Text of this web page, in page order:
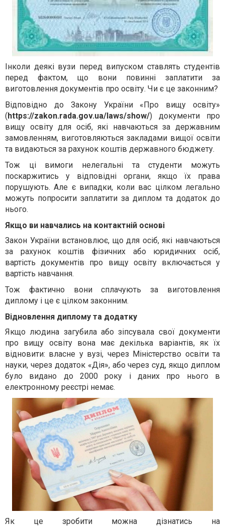
Інколи деякі вузи перед випуском ставлять студентів
перед фактом, що вони повинні заплатити за
виготовлення документів про освіту. Чи є це законним?
Відповідно до Закону України «Про вищу освіту»
(https://zakon.rada.gov.ua/laws/show/) документи про
вищу освіту для осіб, які навчаються за державним
замовленням, виготовляються закладами вищої освіти
та видаються за рахунок коштів державного бюджету.
Тож ці вимоги нелегальні та студенти можуть
поскаржитись у відповідні органи, якщо їх права
порушують. Але є випадки, коли вас цілком легально
можуть попросити заплатити за диплом та додаток до
нього.
Якщо ви навчались на контактній основі
Закон України встановлює, що для осіб, які навчаються
за рахунок коштів фізичних або юридичних осіб,
вартість документів про вищу освіту включається у
вартість навчання.
Тож фактично вони сплачують за виготовлення
диплому і це є цілком законним.
Відновлення диплому та додатку
Якщо людина загубила або зіпсувала свої документи
про вищу освіту вона має декілька варіантів, як їх
відновити: власне у вузі, через Міністерство освіти та
науки, через додаток «Дія», або через суд, якщо диплом
було видано до 2000 року і даних про нього в
електронному реєстрі немає.
Як це зробити можна дізнатись на